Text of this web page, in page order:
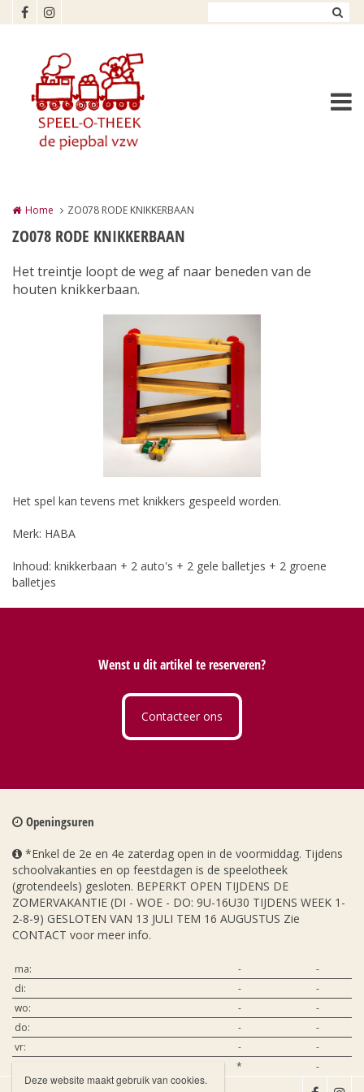
Overslaan en naar de inhoud gaan
Home ZO078 RODE KNIKKERBAAN
ZO078 RODE KNIKKERBAAN
Het treintje loopt de weg af naar beneden van de
houten knikkerbaan.
Het spel kan tevens met knikkers gespeeld worden.
Merk: HABA
Inhoud: knikkerbaan + 2 auto's + 2 gele balletjes + 2 groene
balletjes
Wenst u dit artikel te reserveren?
Contacteer ons
Openingsuren
*Enkel de 2e en 4e zaterdag open in de voormiddag. Tijdens
schoolvakanties en op feestdagen is de speelotheek
(grotendeels) gesloten. BEPERKT OPEN TIJDENS DE
ZOMERVAKANTIE (DI - WOE - DO: 9U-16U30 TIJDENS WEEK 1-
2-8-9) GESLOTEN VAN 13 JULI TEM 16 AUGUSTUS Zie
CONTACT voor meer info.
ma: -
-
di:
-
-
wo:
-
-
do:
-
-
vr:
-
-
* -
Deze website maakt gebruik van cookies.